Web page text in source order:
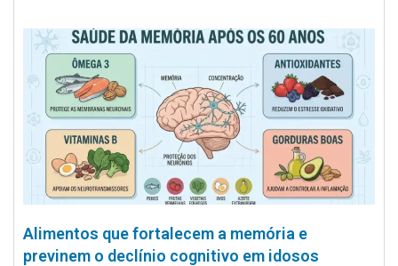
Alimentos que fortalecem a memória e
previnem o declínio cognitivo em idosos